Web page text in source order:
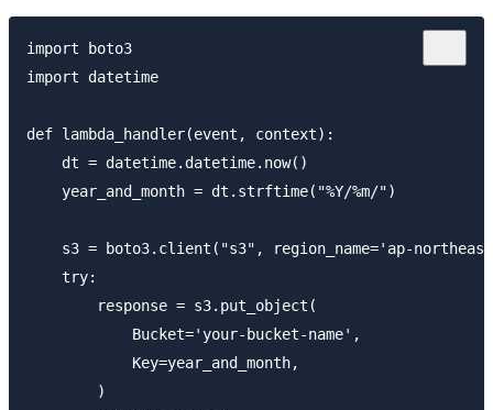
import boto3
import datetime
def lambda_handler(event, context):
    dt = datetime.datetime.now()
    year_and_month = dt.strftime("%Y/%m/")
s3 = boto3.client("s3", region_name='ap-
    try:
        response = s3.put_object(
            Bucket='your-bucket-name',
            Key=year_and_month,
        )